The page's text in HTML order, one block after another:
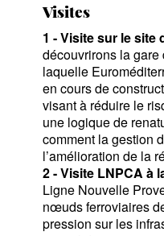
Visites
1 - Visite sur le site
découvrirons la
laquelle
en cours de
visant à réduire le
une logique de
comment la gestion
l’amélioration de la
2 - Visite LNPCA à
Ligne Nouvelle
nœuds ferroviaires
pression sur les